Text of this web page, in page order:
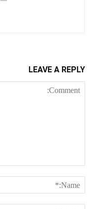
LEAVE A REPLY